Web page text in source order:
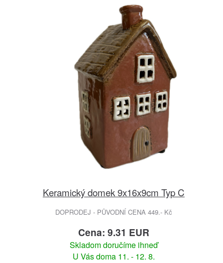
Keramický domek 9x16x9cm Typ C
DOPRODEJ - PŮVODNÍ CENA 449.- Kč
Cena: 9.31 EUR
Skladom doručíme ihneď
U Vás doma 11. - 12. 8.